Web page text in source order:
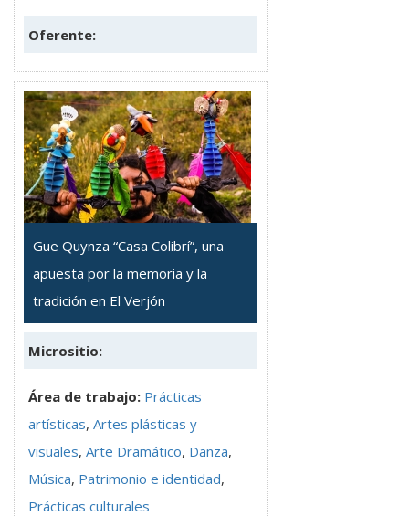
Oferente:
Gue Quynza “Casa Colibrí”, una
apuesta por la memoria y la
tradición en El Verjón
Micrositio:
Área de trabajo: Prácticas
artísticas, Artes plásticas y
visuales, Arte Dramático, Danza,
Música, Patrimonio e identidad,
Prácticas culturales